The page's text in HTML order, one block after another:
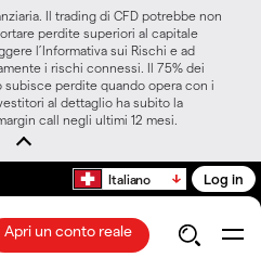
Il trading di CFD potrebbe non
perdite superiori al capitale
l’Informativa sui Rischi e ad
i rischi connessi. Il 75% dei
perdite quando opera con i
al dettaglio ha subito la
call negli ultimi 12 mesi.
Italiano Log in
Apri un conto reale